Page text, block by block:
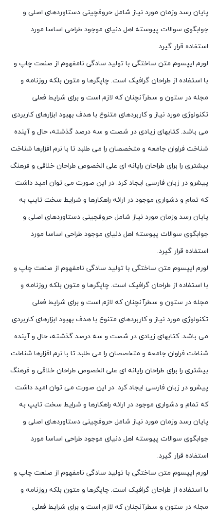
پایان رسد وزمان مورد نیاز شامل حروفچینی دستاوردهای اصلی و
جوابگوی سوالات پیوسته اهل دنیای موجود طراحی اساسا مورد
استفاده قرار گیرد.
لورم ایپسوم متن ساختگی با تولید سادگی نامفهوم از صنعت چاپ و
با استفاده از طراحان گرافیک است. چاپگرها و متون بلکه روزنامه و
مجله در ستون و سطرآنچنان که لازم است و برای شرایط فعلی
تکنولوژی مورد نیاز و کاربردهای متنوع با هدف بهبود ابزارهای کاربردی
می باشد. کتابهای زیادی در شصت و سه درصد گذشته، حال و آینده
شناخت فراوان جامعه و متخصصان را می طلبد تا با نرم افزارها شناخت
بیشتری را برای طراحان رایانه ای علی الخصوص طراحان خلاقی و فرهنگ
پیشرو در زبان فارسی ایجاد کرد. در این صورت می توان امید داشت
که تمام و دشواری موجود در ارائه راهکارها و شرایط سخت تایپ به
پایان رسد وزمان مورد نیاز شامل حروفچینی دستاوردهای اصلی و
جوابگوی سوالات پیوسته اهل دنیای موجود طراحی اساسا مورد
استفاده قرار گیرد.
لورم ایپسوم متن ساختگی با تولید سادگی نامفهوم از صنعت چاپ و
با استفاده از طراحان گرافیک است. چاپگرها و متون بلکه روزنامه و
مجله در ستون و سطرآنچنان که لازم است و برای شرایط فعلی
تکنولوژی مورد نیاز و کاربردهای متنوع با هدف بهبود ابزارهای کاربردی
می باشد. کتابهای زیادی در شصت و سه درصد گذشته، حال و آینده
شناخت فراوان جامعه و متخصصان را می طلبد تا با نرم افزارها شناخت
بیشتری را برای طراحان رایانه ای علی الخصوص طراحان خلاقی و فرهنگ
پیشرو در زبان فارسی ایجاد کرد. در این صورت می توان امید داشت
که تمام و دشواری موجود در ارائه راهکارها و شرایط سخت تایپ به
پایان رسد وزمان مورد نیاز شامل حروفچینی دستاوردهای اصلی و
جوابگوی سوالات پیوسته اهل دنیای موجود طراحی اساسا مورد
استفاده قرار گیرد.
لورم ایپسوم متن ساختگی با تولید سادگی نامفهوم از صنعت چاپ و
با استفاده از طراحان گرافیک است. چاپگرها و متون بلکه روزنامه و
مجله در ستون و سطرآنچنان که لازم است و برای شرایط فعلی